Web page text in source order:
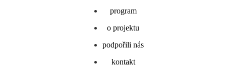
program
o projektu
podpořili nás
kontakt
program
o projektu
podpořili nás
kontakt